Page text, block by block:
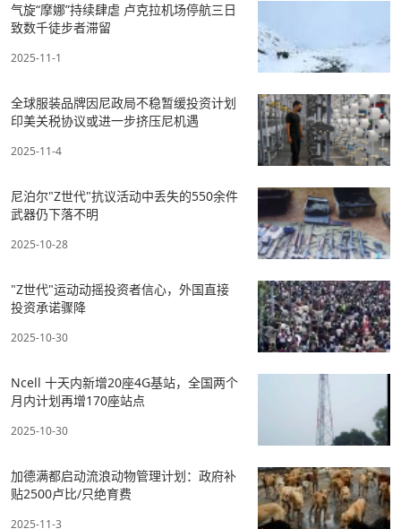
气旋“摩娜”持续肆虐 卢克拉机场停航三日
致数千徒步者滞留
2025-11-1
全球服装品牌因尼政局不稳暂缓投资计划
印美关税协议或进一步挤压尼机遇
2025-11-4
尼泊尔"Z世代"抗议活动中丢失的550余件
武器仍下落不明
2025-10-28
"Z世代"运动动摇投资者信心，外国直接
投资承诺骤降
2025-10-30
Ncell 十天内新增20座4G基站，全国两个
月内计划再增170座站点
2025-10-30
加德满都启动流浪动物管理计划：政府补
贴2500卢比/只绝育费
2025-11-3